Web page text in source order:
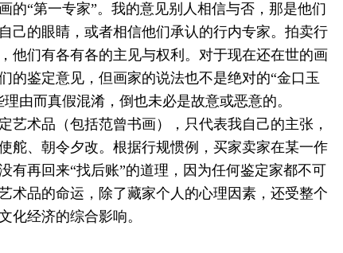
的“第一专家”。我的意见别人相信与否，那是他们
己的眼睛，或者相信他们承认的行内专家。拍卖行
他们有各有各的主见与权利。对于现在还在世的画
的鉴定意见，但画家的说法也不是绝对的“金口玉
由而真假混淆，倒也未必是故意或恶意的。
艺术品（包括范曾书画），只代表我自己的主张，
舵、朝令夕改。根据行规惯例，买家卖家在某一作
有再回来“找后账”的道理，因为任何鉴定家都不可
术品的命运，除了藏家个人的心理因素，还受整个
化经济的综合影响。